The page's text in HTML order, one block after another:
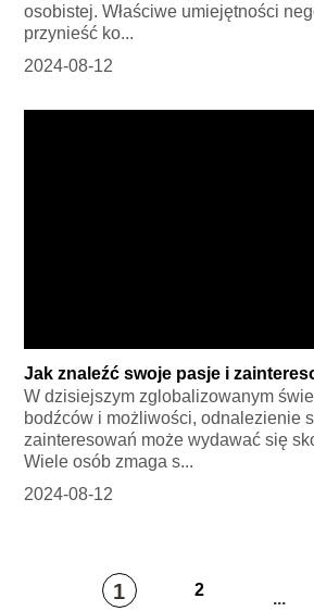
osobistej. Właściwe umiejętności
przynieść ko...
2024-08-12
Jak znaleźć swoje pasje i
W dzisiejszym zglobalizowanym
bodźców i możliwości, odnalezienie
zainteresowań może wydawać się
Wiele osób zmaga s...
2024-08-12
1 2 ...